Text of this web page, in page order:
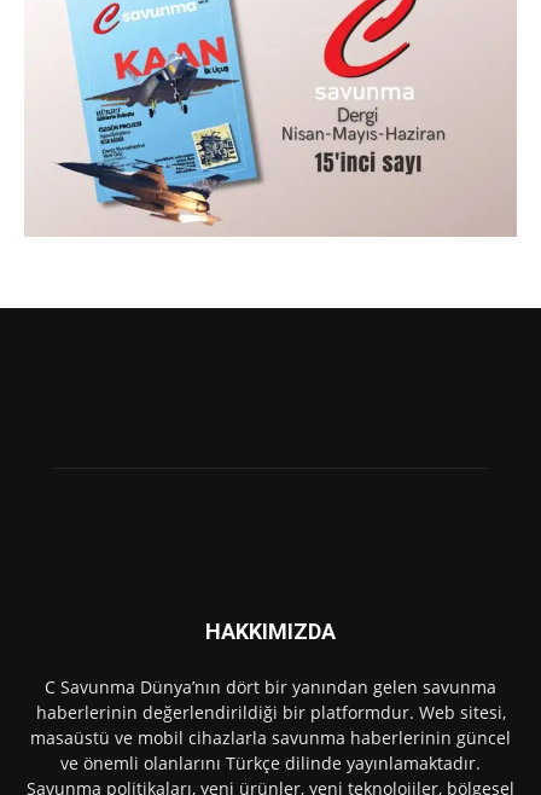
HAKKIMIZDA
C Savunma Dünya’nın dört bir yanından gelen savunma
haberlerinin değerlendirildiği bir platformdur. Web sitesi,
masaüstü ve mobil cihazlarla savunma haberlerinin güncel
ve önemli olanlarını Türkçe dilinde yayınlamaktadır.
Savunma politikaları, yeni ürünler, yeni teknolojiler, bölgesel